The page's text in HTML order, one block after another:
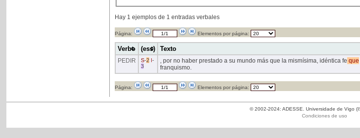
Hay 1 ejemplos de 1 entradas verbales
Página: Elementos por página:
Verbo (ess) Texto
PEDIR S-2 -
3
, por no haber prestado a su mundo más que la mismísima, idéntica fe que
franquismo.
Página: Elementos por página:
© 2002-2024: ADESSE. Universidade de Vigo
Condiciones de uso